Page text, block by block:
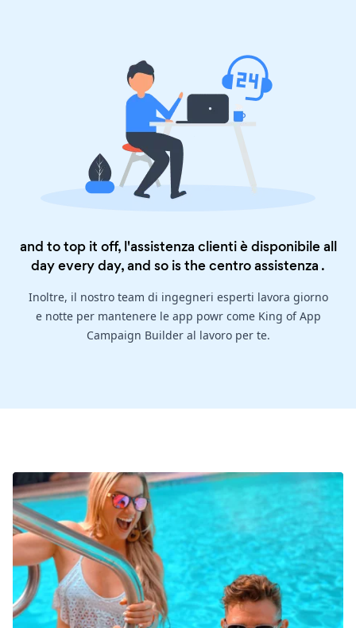
and to top it off, l'assistenza clienti è disponibile all
day every day, and so is thecentro assistenza .
Inoltre, il nostro team di ingegneri esperti lavora giorno
e notte per mantenere le app powr come King of App
Campaign Builder al lavoro per te.